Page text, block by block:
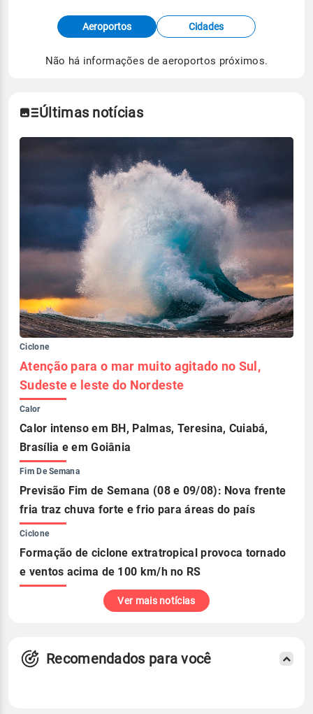
Fonte: dados combinados de estações
meteorológicas e satélite do Centro de Previsão
de Tempo e Estudos Climáticos (CPTEC).
Aeroportos Cidades
Não há informações de aeroportos próximos.
Últimas notícias
Ciclone
Atenção para o mar muito agitado no Sul,
Sudeste e leste do Nordeste
Calor
Calor intenso em BH, Palmas, Teresina, Cuiabá,
Brasília e em Goiânia
Fim De Semana
Previsão Fim de Semana (08 e 09/08): Nova frente
fria traz chuva forte e frio para áreas do país
Ciclone
Formação de ciclone extratropical provoca tornado
e ventos acima de 100 km/h no RS
Ver mais notícias
Recomendados para você